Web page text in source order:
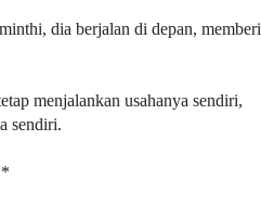
dia berjalan di depan, memberi
menjalankan usahanya sendiri,
sendiri.